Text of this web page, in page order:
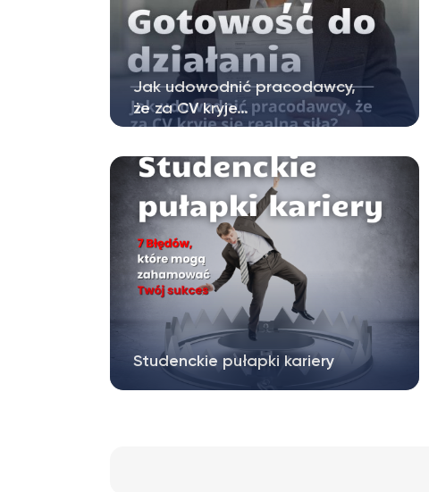
Jak udowodnić pracodawcy,
że za CV kryje…
dla młodych ludzi stawiających pierwsze…
Studenckie pułapki kariery